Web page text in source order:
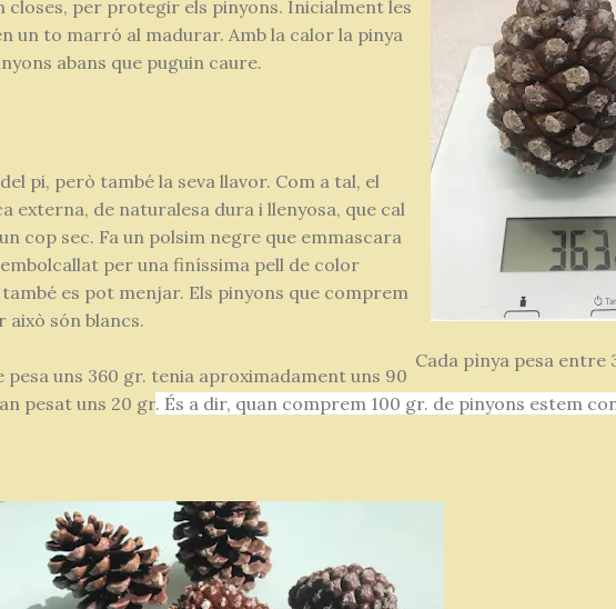
Cada pìnya pesa entre
closes, per protegir els pinyons. Inicialment les
un to marró al madurar. Amb la calor la pinya
abans que puguin caure.
pi, però també la seva llavor. Com a tal, el
externa, de naturalesa dura i llenyosa, que cal
cop sec. Fa un polsim negre que emmascara
per una finíssima pell de color
es pot menjar. Els pinyons que comprem
són blancs.
pesa uns 360 gr. tenia aproximadament uns 90
pesat uns 20 gr. És a dir, quan comprem 100 gr. de pinyons estem